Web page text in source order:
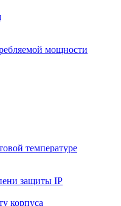
мощности
температуре
защиты IP
корпуса